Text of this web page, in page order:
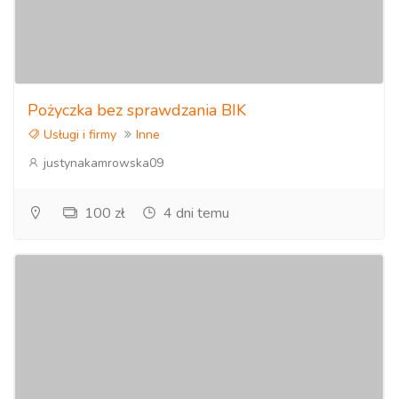
Pożyczka bez sprawdzania BIK
Usługi i firmy
Inne
justynakamrowska09
100 zł 4 dni temu